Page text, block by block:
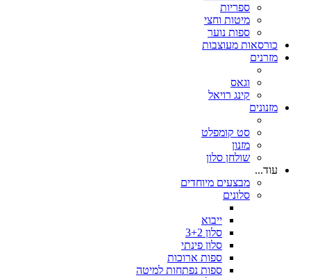
ספריות
מיטות וחצי
ספות נוער
כורסאות מעוצבות
מזרנים
וגאס
קינג רויאל
מזנונים
סט קומפלט
מזנון
שולחן סלון
עוד...
מבצעים מיוחדים
סלונים
ייבוא
סלון 3+2
סלון פינתי
ספות ארוכות
ספות נפתחות למיטה